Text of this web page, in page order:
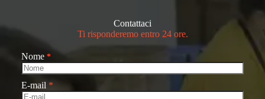
Contattaci
Ti risponderemo entro 24 ore.
Nome *
E-mail *